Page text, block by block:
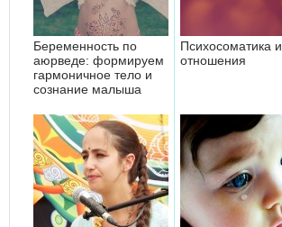
Беременность по
аюрведе: формируем
гармоничное тело и
сознание малыша
Психосоматика и
отношения